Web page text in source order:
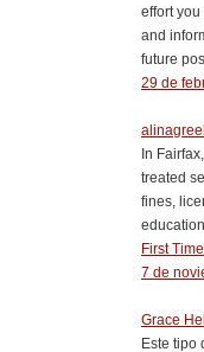
effort
and
future
29 de
In
treated
fines,
First
7 de
Grace
Este tipo